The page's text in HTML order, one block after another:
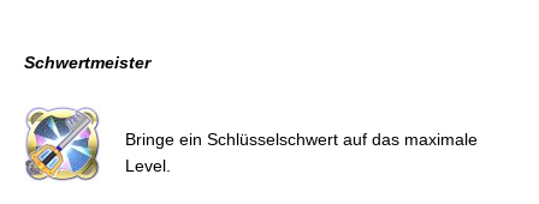
Schwertmeister
Bringe ein Schlüsselschwert auf das maximale
Level.